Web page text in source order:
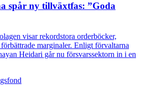
spår ny tillväxtfas: ”Goda
visar rekordstora orderböcker,
marginaler. Enligt förvaltarna
Heidari går nu försvarssektorn in i en